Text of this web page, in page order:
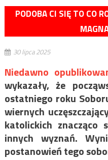
PODOBA CI SIĘ TO CO
30 lipca 2025
Niedawno
wykazały, że
ostatniego roku
wiernych
katolickich znacząco
innych wyznań.
postanowień tego